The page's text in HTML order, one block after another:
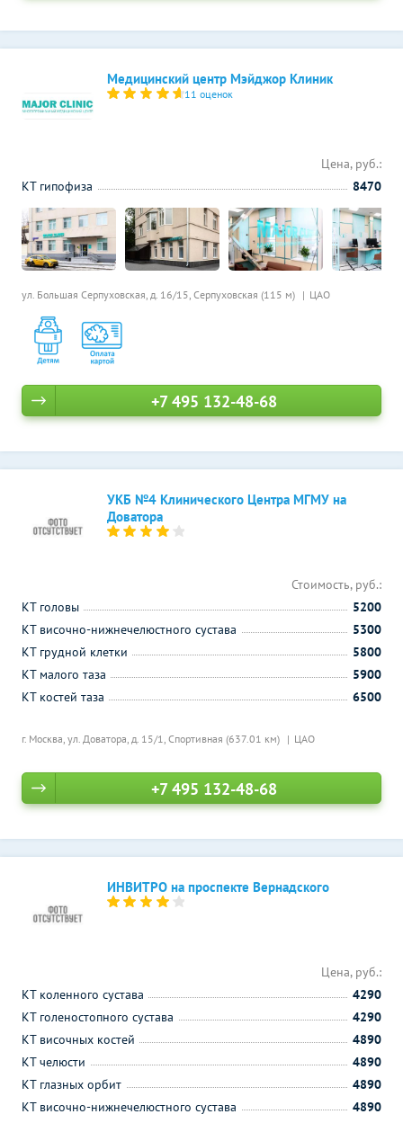
Медицинский центр Мэйджор Клиник
11 оценок
ул. Большая Серпуховская, д. 16/15, Серпуховская (115 м) ЦАО
Цена, руб.:
КТ гипофиза
8470
+7 495 132-48-68
УКБ №4 Клинического Центра МГМУ на
Доватора
г. Москва, ул. Доватора, д. 15/1, Спортивная (637.01 км) ЦАО
Стоимость, руб.:
КТ головы
5200
КТ височно-нижнечелюстного сустава
5300
КТ грудной клетки
5800
КТ малого таза
5900
КТ костей таза
6500
+7 495 132-48-68
ИНВИТРО на проспекте Вернадского
Цена, руб.:
КТ коленного сустава
4290
КТ голеностопного сустава
4290
КТ височных костей
4890
КТ челюсти
4890
КТ глазных орбит
4890
КТ височно-нижнечелюстного сустава
4890